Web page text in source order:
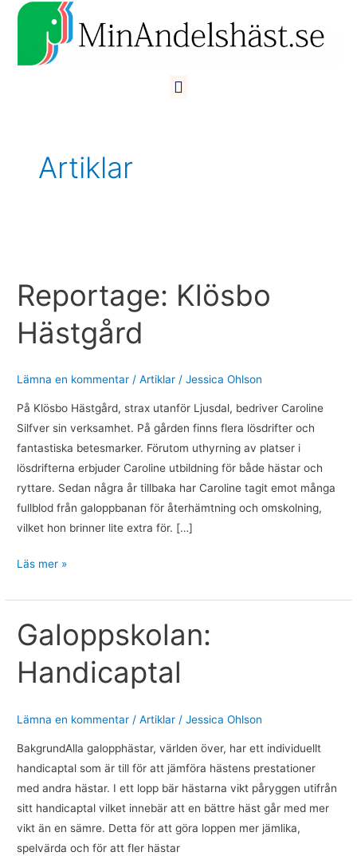
Hoppa
Meny
Artiklar
Reportage: Klösbo
Hästgård
Lämna en kommentar /Artiklar /Jessica Ohlson
På Klösbo Hästgård, strax utanför Ljusdal, bedriver Caroline
Silfver sin verksamhet. På gården finns flera lösdrifter och
fantastiska betesmarker. Förutom uthyrning av platser i
lösdrifterna erbjuder Caroline utbildning för både hästar och
ryttare. Sedan några år tillbaka har Caroline tagit emot många
fullblod från galoppbanan för återhämtning och omskolning,
vilket hon brinner lite extra för. […]
Hästgård
Läs mer »
Galoppskolan:
Handicaptal
Lämna en kommentar /Artiklar /Jessica Ohlson
BakgrundAlla galopphästar, världen över, har ett individuellt
handicaptal som är till för att jämföra hästens prestationer
med andra hästar. I ett lopp bär hästarna vikt påryggen utifrån
sitt handicaptal vilket innebär att en bättre häst går med mer
vikt än en sämre. Detta för att göra loppen mer jämlika,
spelvärda och för att fler hästar
Galoppskolan:
Handicaptal